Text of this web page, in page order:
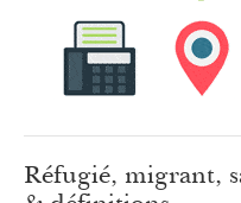
Réfugié, migrant,